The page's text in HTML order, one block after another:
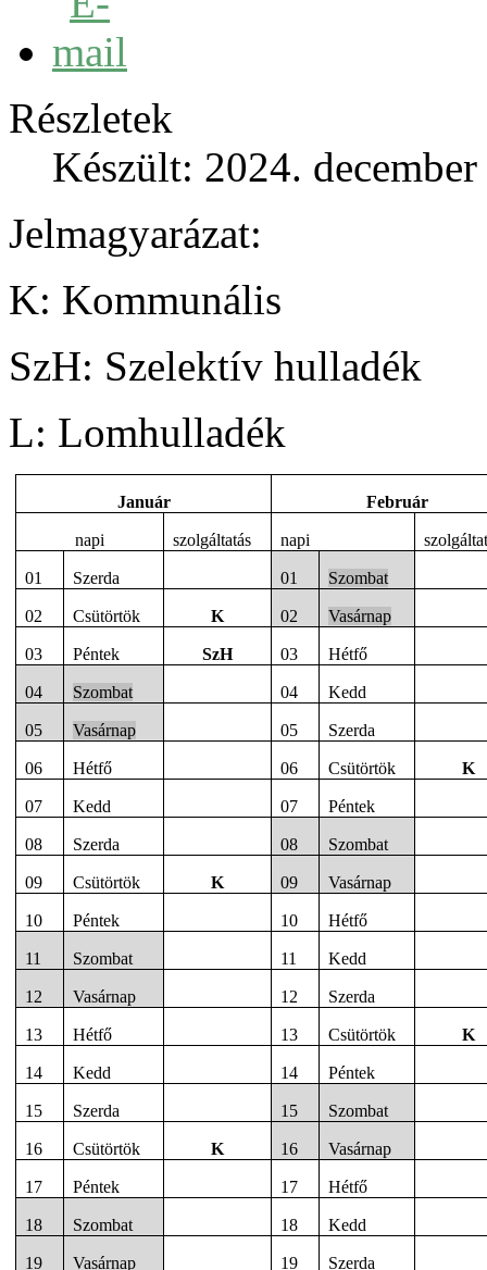
Részletek
Készült: 2024.
Jelmagyarázat:
K: Kommunális
SzH: Szelektív hulladék
L: Lomhulladék
Január Február
napi szolgáltatás napi
01 Szerda 01 Szombat
02 Csütörtök K 02 Vasárnap
03 Péntek SzH 03 Hétfő
04 Szombat 04 Kedd
05 Vasárnap 05 Szerda
06 Hétfő 06 Csütörtök K
07 Kedd 07 Péntek
08 Szerda 08 Szombat
09 Csütörtök K 09 Vasárnap
10 Péntek 10 Hétfő
11 Szombat 11 Kedd
12 Vasárnap 12 Szerda
13 Hétfő 13 Csütörtök K
14 Kedd 14 Péntek
15 Szerda 15 Szombat
16 Csütörtök K 16 Vasárnap
17 Péntek 17 Hétfő
18 Szombat 18 Kedd
19 Vasárnap 19 Szerda